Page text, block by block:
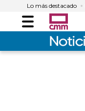
Lo más destacado
Menú